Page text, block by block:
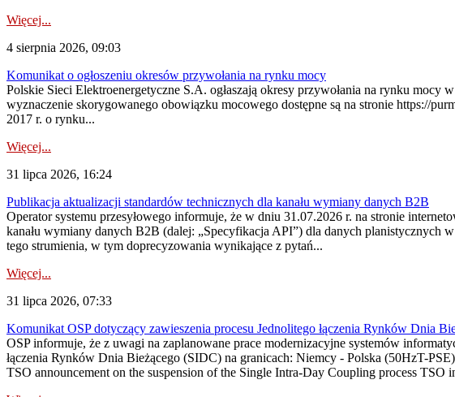
Więcej...
4 sierpnia 2026, 09:03
Komunikat o ogłoszeniu okresów przywołania na rynku mocy
Polskie Sieci Elektroenergetyczne S.A. ogłaszają okresy przywołania na rynku
wyznaczenie skorygowanego obowiązku mocowego dostępne są na stronie https://
2017 r. o rynku...
Więcej...
31 lipca 2026, 16:24
Publikacja aktualizacji standardów technicznych dla kanału wymiany danych B2B
Operator systemu przesyłowego informuje, że w dniu 31.07.2026 r. na stronie
kanału wymiany danych B2B (dalej: „Specyfikacja API”) dla danych
tego strumienia, w tym doprecyzowania wynikające z pytań...
Więcej...
31 lipca 2026, 07:33
Komunikat OSP dotyczący zawieszenia procesu Jednolitego łączenia Rynków Dnia
OSP informuje, że z uwagi na zaplanowane prace modernizacyjne systemów
łączenia Rynków Dnia Bieżącego (SIDC) na granicach: Niemcy - Polska (50HzT-
TSO announcement on the suspension of the Single Intra-Day Coupling process TSO